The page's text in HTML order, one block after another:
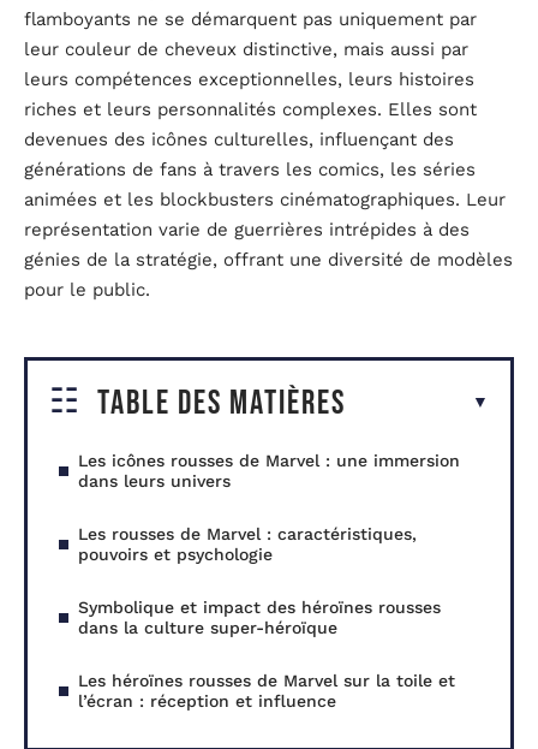
flamboyants ne se démarquent pas uniquement par
leur couleur de cheveux distinctive, mais aussi par
leurs compétences exceptionnelles, leurs histoires
riches et leurs personnalités complexes. Elles sont
devenues des icônes culturelles, influençant des
générations de fans à travers les comics, les séries
animées et les blockbusters cinématographiques. Leur
représentation varie de guerrières intrépides à des
génies de la stratégie, offrant une diversité de modèles
pour le public.
Table des matières
Les icônes rousses de Marvel : une immersion
dans leurs univers
Les rousses de Marvel : caractéristiques,
pouvoirs et psychologie
Symbolique et impact des héroïnes rousses
dans la culture super-héroïque
Les héroïnes rousses de Marvel sur la toile et
l’écran : réception et influence